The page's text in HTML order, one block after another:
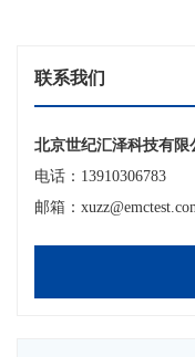
联系我们
北京世纪汇泽科技有限
电话：13910306783
邮箱：